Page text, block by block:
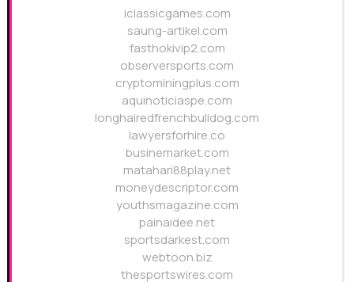
iclassicgames.com
saung-artikel.com
fasthokivip2.com
observersports.com
cryptominingplus.com
aquinoticiaspe.com
longhairedfrenchbulldog.com
lawyersforhire.co
businemarket.com
matahari88play.net
moneydescriptor.com
youthsmagazine.com
painaidee.net
sportsdarkest.com
webtoon.biz
thesportswires.com